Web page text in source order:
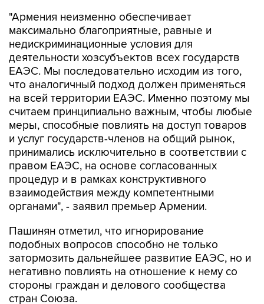
"Армения неизменно обеспечивает
максимально благоприятные, равные и
недискриминационные условия для
деятельности хозсубъектов всех государств
ЕАЭС. Мы последовательно исходим из того,
что аналогичный подход должен применяться
на всей территории ЕАЭС. Именно поэтому мы
считаем принципиально важным, чтобы любые
меры, способные повлиять на доступ товаров
и услуг государств-членов на общий рынок,
принимались исключительно в соответствии с
правом ЕАЭС, на основе согласованных
процедур и в рамках конструктивного
взаимодействия между компетентными
органами", - заявил премьер Армении.
Пашинян отметил, что игнорирование
подобных вопросов способно не только
затормозить дальнейшее развитие ЕАЭС, но и
негативно повлиять на отношение к нему со
стороны граждан и делового сообщества
стран Союза.